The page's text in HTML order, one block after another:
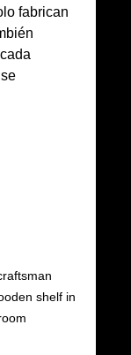
fabrican
shelf in